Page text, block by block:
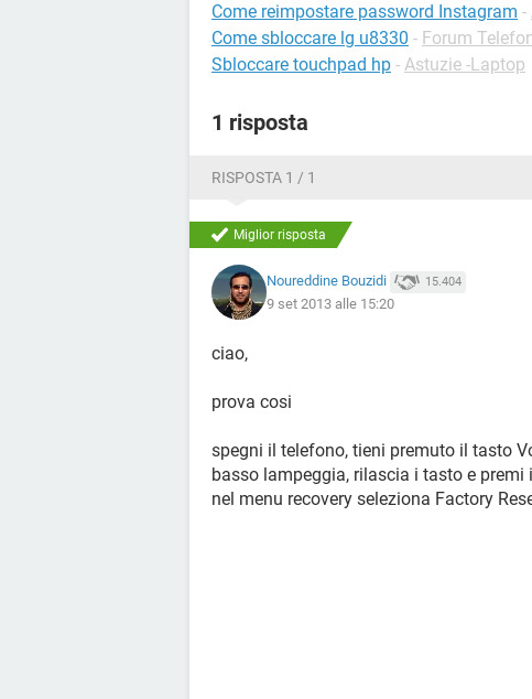
Come reimpostare password Instagram -
Come sbloccare lg u8330 - Forum
Sbloccare touchpad hp - Astuzie -Laptop
1 risposta
RISPOSTA 1 / 1
Miglior risposta
Noureddine Bouzidi 15.404
9 set 2013 alle 15:20
ciao,
prova cosi
spegni il telefono, tieni premuto il tasto
basso lampeggia, rilascia i tasto e
nel menu recovery seleziona Factory